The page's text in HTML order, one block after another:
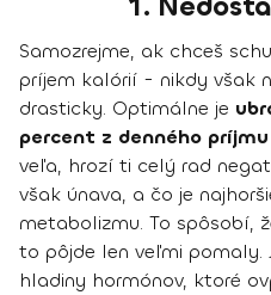
Samozrejme, ak chceš
príjem kalórií - nikdy však
drasticky. Optimálne je
percent z denného
veľa, hrozí ti celý rad
však únava, a čo je
metabolizmu. To spôsobí,
to pôjde len veľmi pomaly.
hladiny hormónov, ktoré